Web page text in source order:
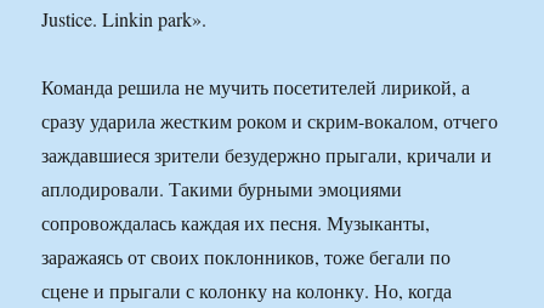
Justice. Linkin park».
Команда решила не мучить посетителей лирикой, а
сразу ударила жестким роком и скрим-вокалом, отчего
заждавшиеся зрители безудержно прыгали, кричали и
аплодировали. Такими бурными эмоциями
сопровождалась каждая их песня. Музыканты,
заражаясь от своих поклонников, тоже бегали по
сцене и прыгали с колонку на колонку. Но, когда